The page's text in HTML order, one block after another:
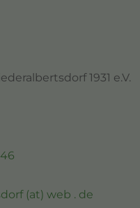
1931 e.V.
(at) web . de